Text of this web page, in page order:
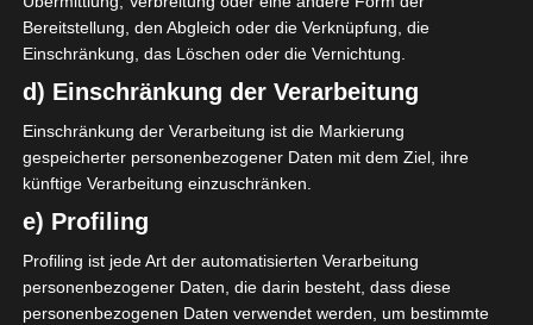
Meisterschaft Tunesien 2020/21
27 Jan. 2021 G
0:1
90`
24 Jan. 2021
Heim
G
2:1
90`
13 Jan. 2021
Auswärts 2:3
45` 2
Bereitstellung, den Abgleich oder die Verknüpfung, die
Einschränkung, das Löschen oder die Vernichtung.
d) Einschränkung der Verarbeitung
Einschränkung der Verarbeitung ist die Markierung
gespeicherter personenbezogener Daten mit dem Ziel, ihre
künftige Verarbeitung einzuschränken.
e) Profiling
Profiling ist jede Art der automatisierten Verarbeitung
personenbezogener Daten, die darin besteht, dass diese
personenbezogenen Daten verwendet werden, um bestimmte